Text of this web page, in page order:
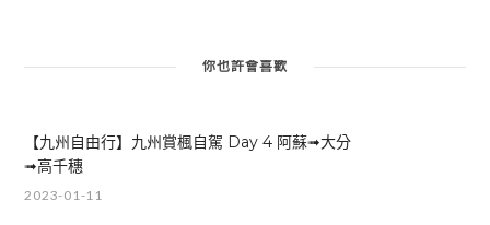
你也許會喜歡
【九州自由行】九州賞楓自駕 Day 4 阿蘇➟大分
➟高千穗
2023-01-11